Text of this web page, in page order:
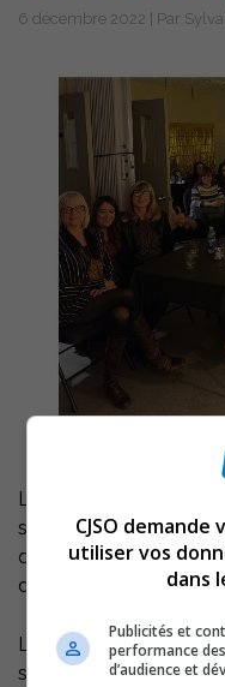
6 décembre 2022 | Par
Le Carrefour
services à la
qui contribuent à son
de l’année.
L’organisme a tenu,
soirée de
CJSO
utiliser vos
dans
Publicités et
performance
d’audience et